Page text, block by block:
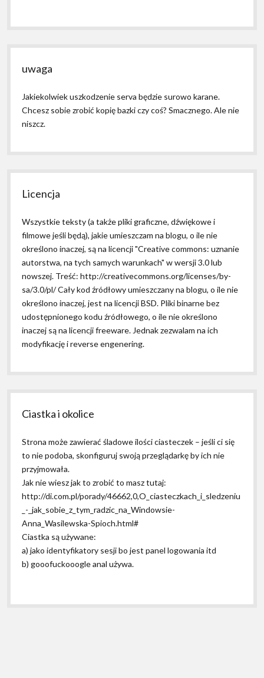
uwaga
Jakiekolwiek uszkodzenie serva będzie surowo karane.
Chcesz sobie zrobić kopię bazki czy coś? Smacznego. Ale nie
niszcz.
Licencja
Wszystkie teksty (a także pliki graficzne, dźwiękowe i
filmowe jeśli będą), jakie umieszczam na blogu, o ile nie
określono inaczej, są na licencji "Creative commons: uznanie
autorstwa, na tych samych warunkach" w wersji 3.0 lub
nowszej. Treść: http://creativecommons.org/licenses/by-
sa/3.0/pl/ Cały kod źródłowy umieszczany na blogu, o ile nie
określono inaczej, jest na licencji BSD. Pliki binarne bez
udostępnionego kodu źródłowego, o ile nie określono
inaczej są na licencji freeware. Jednak zezwalam na ich
modyfikację i reverse engenering.
Ciastka i okolice
Strona może zawierać śladowe ilości ciasteczek – jeśli ci się
to nie podoba, skonfiguruj swoją przeglądarkę by ich nie
przyjmowała.
Jak nie wiesz jak to zrobić to masz tutaj:
http://di.com.pl/porady/46662,0,O_ciasteczkach_i_sledzeniu
_-_jak_sobie_z_tym_radzic_na_Windowsie-
Anna_Wasilewska-Spioch.html#
Ciastka są używane:
a) jako identyfikatory sesji bo jest panel logowania itd
b) gooofuckooogle anal używa.